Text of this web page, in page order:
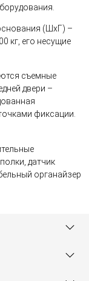
(ШхГ) –
кг, его несущие
съемные
двери –
фиксации.
датчик
органайзер